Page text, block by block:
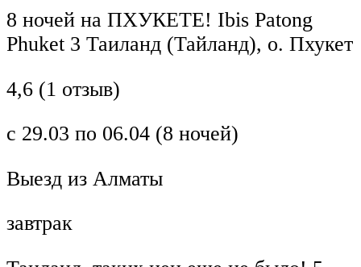
8 ночей на ПХУКЕТЕ! Ibis Patong
Phuket 3 Таиланд (Тайланд), о. Пхукет
4,6 (1 отзыв)
с 29.03 по 06.04 (8 ночей)
Выезд из Алматы
завтрак